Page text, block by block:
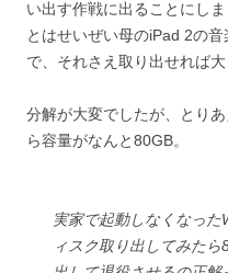
い出す作戦に出ることにし
とはせいぜい母のiPad 2の
で、それさえ取り出せれば大
分解が大変でしたが、とり
ら容量がなんと80GB。
実家で起動しなくなっ
ィスク取り出してみた